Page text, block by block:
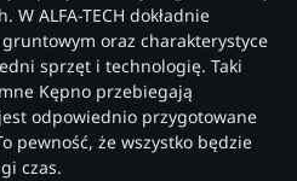
ALFA-TECH dokładnie
oraz charakterystyce
sprzęt i technologię. Taki
Kępno przebiegają
odpowiednio przygotowane
pewność, że wszystko będzie
czas.